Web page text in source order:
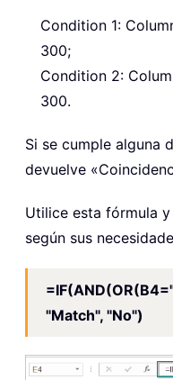
Condition 1:
300;
Condition 2:
300.
Si se cumple alguna
devuelve
Utilice esta fórmula
según sus
"Match", "No")